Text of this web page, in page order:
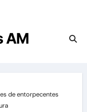
AM
de entorpecentes